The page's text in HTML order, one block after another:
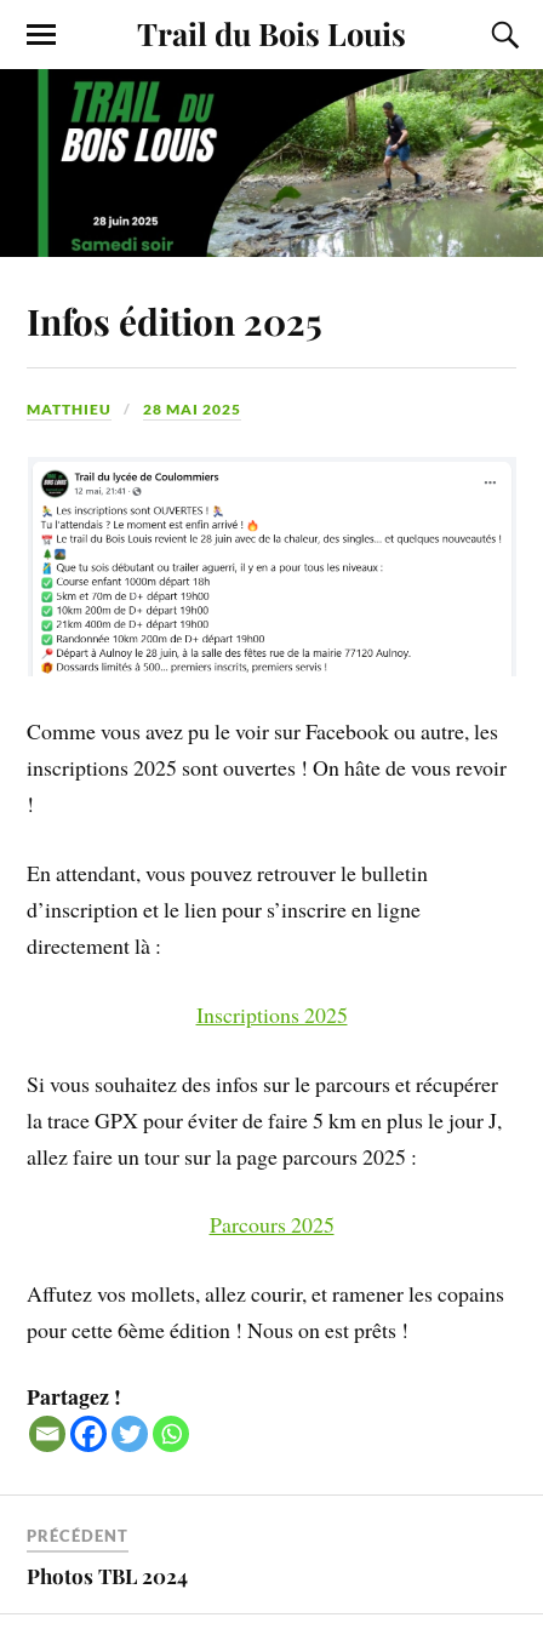
Trail du Bois Louis
Infos édition 2025
MATTHIEU 28 MAI 2025
Comme vous avez pu le voir sur Facebook ou autre, les
inscriptions 2025 sont ouvertes ! On hâte de vous revoir
!
En attendant, vous pouvez retrouver le bulletin
d’inscription et le lien pour s’inscrire en ligne
directement là :
Inscriptions 2025
Si vous souhaitez des infos sur le parcours et récupérer
la trace GPX pour éviter de faire 5 km en plus le jour J,
allez faire un tour sur la page parcours 2025 :
Parcours 2025
Affutez vos mollets, allez courir, et ramener les copains
pour cette 6ème édition ! Nous on est prêts !
Partagez !
PRÉCÉDENT
Photos TBL 2024